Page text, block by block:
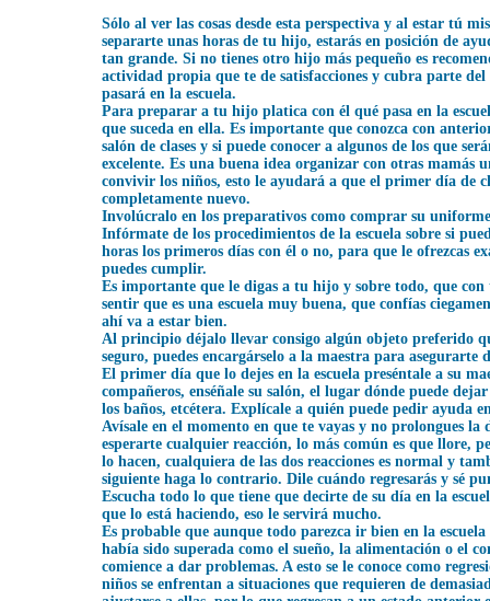
Sólo al ver las cosas desde esta perspectiva y al estar tú
separarte unas horas de tu hijo, estarás en posición de
tan grande. Si no tienes otro hijo más pequeño es
actividad propia que te de satisfacciones y cubra parte
pasará en la escuela.
Para preparar a tu hijo platica con él qué pasa en la
que suceda en ella. Es importante que conozca con
salón de clases y si puede conocer a algunos de los que
excelente. Es una buena idea organizar con otras mamás
convivir los niños, esto le ayudará a que el primer día de
completamente nuevo.
Involúcralo en los preparativos como comprar su
Infórmate de los procedimientos de la escuela sobre si
horas los primeros días con él o no, para que le ofrezcas
puedes cumplir.
Es importante que le digas a tu hijo y sobre todo, que
sentir que es una escuela muy buena, que confías
ahí va a estar bien.
Al principio déjalo llevar consigo algún objeto preferido
seguro, puedes encargárselo a la maestra para asegurarte
El primer día que lo dejes en la escuela preséntale a su
compañeros, enséñale su salón, el lugar dónde puede dejar
los baños, etcétera. Explícale a quién puede pedir ayuda
Avísale en el momento en que te vayas y no prolongues la
esperarte cualquier reacción, lo más común es que llore,
lo hacen, cualquiera de las dos reacciones es normal y
siguiente haga lo contrario. Dile cuándo regresarás y sé
Escucha todo lo que tiene que decirte de su día en la
que lo está haciendo, eso le servirá mucho.
Es probable que aunque todo parezca ir bien en la
había sido superada como el sueño, la alimentación o el
comience a dar problemas. A esto se le conoce como
niños se enfrentan a situaciones que requieren de